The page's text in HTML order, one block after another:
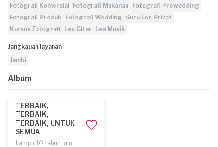
Fotografi Komersial
Fotografi Makanan
Fotografi Prewedding
Fotografi Produk
Fotografi Wedding
Guru Les Privat
Kursus Fotografi
Les Gitar Les Musik
Jangkauan layanan
Jambi
Album
TERBAIK,
TERBAIK,
TERBAIK, UNTUK
SEMUA
hampir 10 tahun lalu